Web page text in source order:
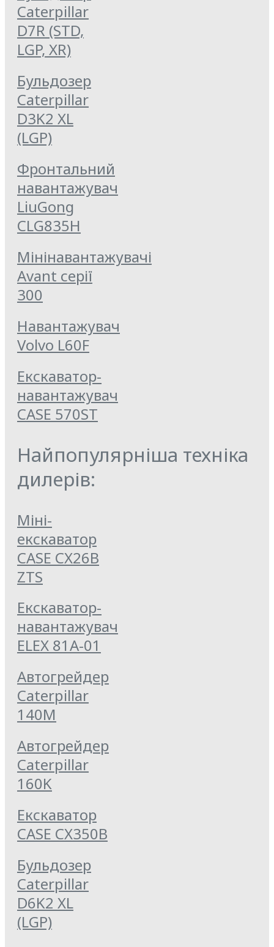
Caterpillar
D7R (STD,
LGP, XR)
Бульдозер
Caterpillar
D3K2 XL
(LGP)
Фронтальний
навантажувач
LiuGong
CLG835Н
Мінінавантажувачі
Avant серії
300
Навантажувач
Volvo L60F
Екскаватор-
навантажувач
CASE 570ST
Найпопулярніша техніка
дилерів:
Міні-
екскаватор
CASE CX26B
ZTS
Екскаватор-
навантажувач
ELEX 81А-01
Автогрейдер
Caterpillar
140M
Автогрейдер
Caterpillar
160K
Екскаватор
CASE CX350B
Бульдозер
Caterpillar
D6K2 XL
(LGP)